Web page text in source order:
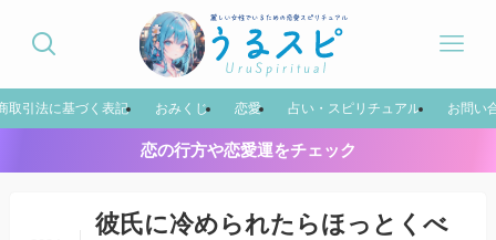
取引法に基づく表記 おみくじ 恋愛 占い・スピリチュアル お問い
恋の行方や恋愛運をチェック
彼氏に冷められたらほっとくべ